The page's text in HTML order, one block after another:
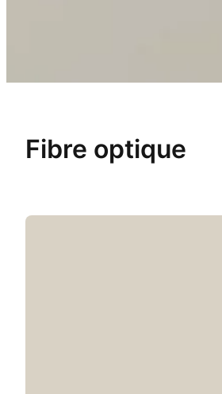
Fibre optique